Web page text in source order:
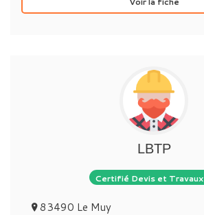
LBTP
Certifié Devis et Travaux
83490 Le Muy